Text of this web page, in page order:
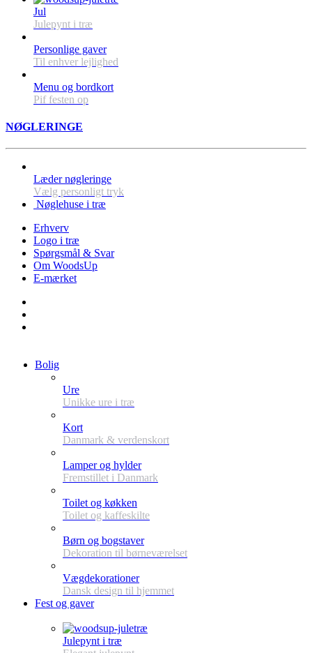
Jul
Julepynt i træ
Personlige gaver
Til enhver lejlighed
Menu og bordkort
Pif festen op
NØGLERINGE
Læder nøgleringe
Vælg personligt tryk
Nøglehuse i træ
Erhverv
Logo i træ
Spørgsmål & Svar
Om WoodsUp
E-mærket
Bolig
Ure
Unikke ure i træ
Kort
Danmark & verdenskort
Lamper og hylder
Fremstillet i Danmark
Toilet og køkken
Toilet og kaffeskilte
Børn og bogstaver
Dekoration til børneværelset
Vægdekorationer
Dansk design til hjemmet
Fest og gaver
Julepynt i træ